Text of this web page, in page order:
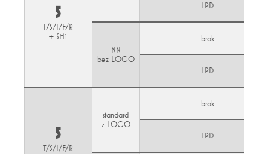
5
T/S/I/F/R
+ SM1
LPD
NN
bez LOGO
brak
LPD
5
T/S/I/F/R
standard
z LOGO
brak
LPD